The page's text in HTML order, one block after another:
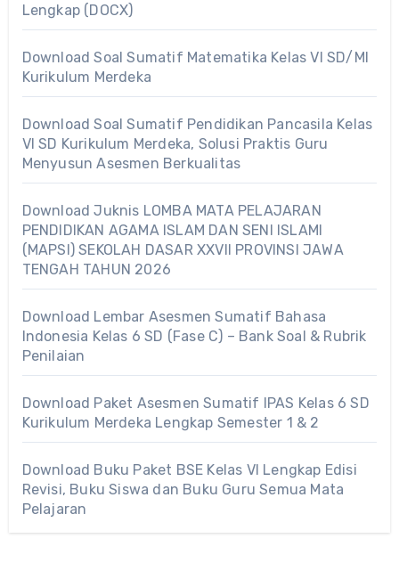
Lengkap (DOCX)
Download Soal Sumatif Matematika Kelas VI SD/MI
Kurikulum Merdeka
Download Soal Sumatif Pendidikan Pancasila Kelas
VI SD Kurikulum Merdeka, Solusi Praktis Guru
Menyusun Asesmen Berkualitas
Download Juknis LOMBA MATA PELAJARAN
PENDIDIKAN AGAMA ISLAM DAN SENI ISLAMI
(MAPSI) SEKOLAH DASAR XXVII PROVINSI JAWA
TENGAH TAHUN 2026
Download Lembar Asesmen Sumatif Bahasa
Indonesia Kelas 6 SD (Fase C) – Bank Soal & Rubrik
Penilaian
Download Paket Asesmen Sumatif IPAS Kelas 6 SD
Kurikulum Merdeka Lengkap Semester 1 & 2
Download Buku Paket BSE Kelas VI Lengkap Edisi
Revisi, Buku Siswa dan Buku Guru Semua Mata
Pelajaran